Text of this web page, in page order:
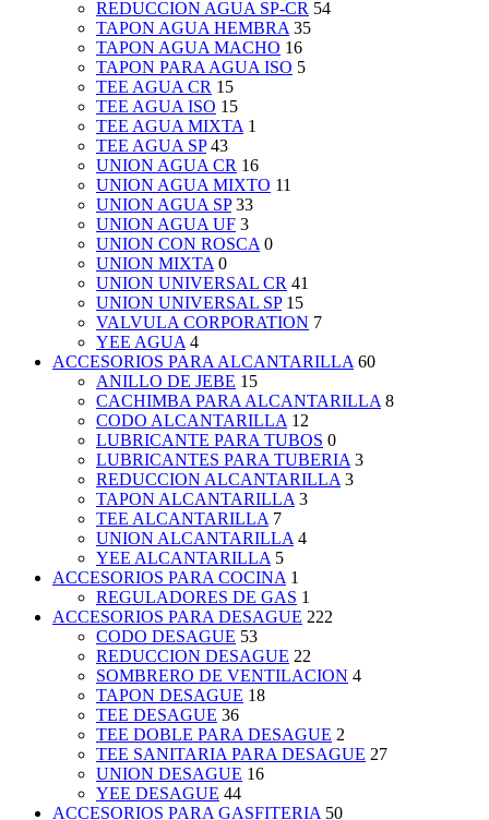
REDUCCION AGUA SP-CR 54
TAPON AGUA HEMBRA 35
TAPON AGUA MACHO 16
TAPON PARA AGUA ISO 5
TEE AGUA CR 15
TEE AGUA ISO 15
TEE AGUA MIXTA 1
TEE AGUA SP 43
UNION AGUA CR 16
UNION AGUA MIXTO 11
UNION AGUA SP 33
UNION AGUA UF 3
UNION CON ROSCA 0
UNION MIXTA 0
UNION UNIVERSAL CR 41
UNION UNIVERSAL SP 15
VALVULA CORPORATION 7
YEE AGUA 4
ACCESORIOS PARA ALCANTARILLA 60
ANILLO DE JEBE 15
CACHIMBA PARA ALCANTARILLA 8
CODO ALCANTARILLA 12
LUBRICANTE PARA TUBOS 0
LUBRICANTES PARA TUBERIA 3
REDUCCION ALCANTARILLA 3
TAPON ALCANTARILLA 3
TEE ALCANTARILLA 7
UNION ALCANTARILLA 4
YEE ALCANTARILLA 5
ACCESORIOS PARA COCINA 1
REGULADORES DE GAS 1
ACCESORIOS PARA DESAGUE 222
CODO DESAGUE 53
REDUCCION DESAGUE 22
SOMBRERO DE VENTILACION 4
TAPON DESAGUE 18
TEE DESAGUE 36
TEE DOBLE PARA DESAGUE 2
TEE SANITARIA PARA DESAGUE 27
UNION DESAGUE 16
YEE DESAGUE 44
ACCESORIOS PARA GASFITERIA 50